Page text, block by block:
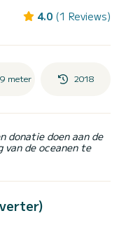
4.0 (1 Reviews)
meter 2018
donatie doen aan de
van de oceanen te